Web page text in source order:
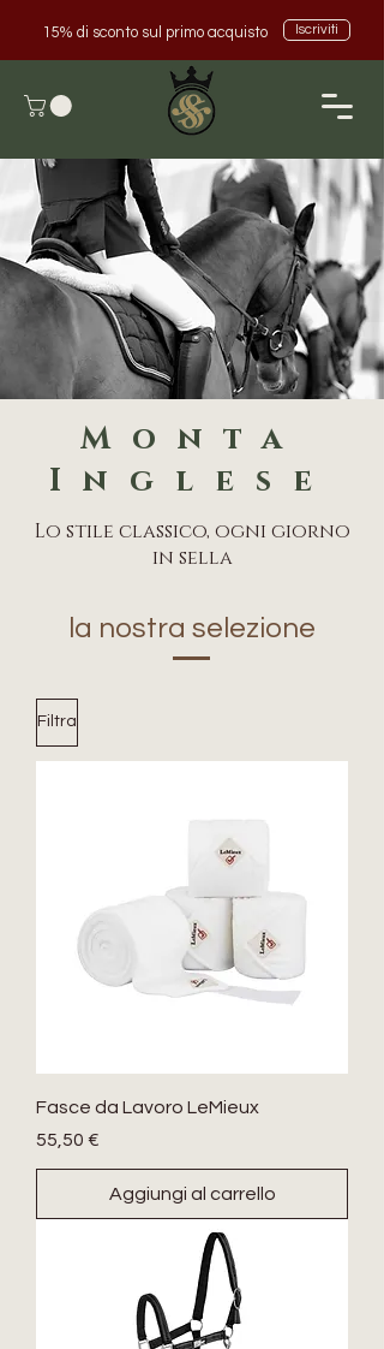
15% di sconto sul primo acquisto Iscriviti
Monta
Inglese
Lo stile classico, ogni giorno
in sella
la nostra selezione
Filtra
Fasce da Lavoro LeMieux
Prezzo
55,50 €
Aggiungi al carrello